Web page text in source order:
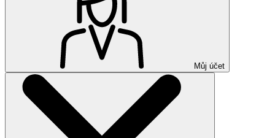
Můj účet